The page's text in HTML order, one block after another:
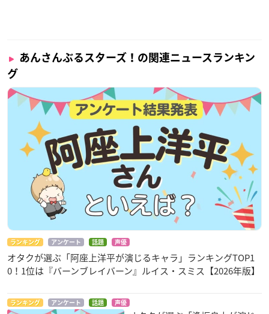
あんさんぶるスターズ！の関連ニュースランキン
グ
ランキング アンケート 話題 声優
オタクが選ぶ「阿座上洋平が演じるキャラ」ランキングTOP1
0！1位は『バーンブレイバーン』ルイス・スミス【2026年版】
ランキング アンケート 話題 声優